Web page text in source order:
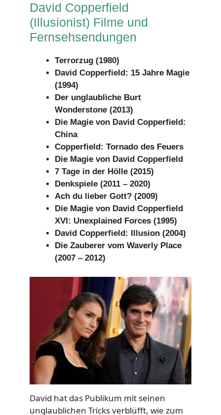
David Copperfield
(Illusionist) Filme und
Fernsehsendungen
Terrorzug (1980)
David Copperfield: 15 Jahre Magie
(1994)
Der unglaubliche Burt
Wonderstone (2013)
Die Magie von David Copperfield:
China
Copperfield: Tornado des Feuers
Die Magie von David Copperfield
7 Tage in der Hölle (2015)
Denkspiele (2011 – 2020)
Ach du lieber Gott? (2009)
Die Magie von David Copperfield
XVI: Unexplained Forces (1995)
David Copperfield: Illusion (2004)
Die Zauberer vom Waverly Place
(2007 – 2012)
David hat das Publikum mit seinen
unglaublichen Tricks verblüfft, wie zum